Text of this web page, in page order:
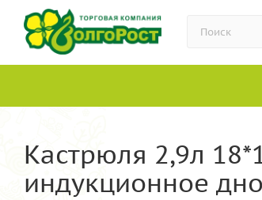
Кастрюля 2,9л
индукционное